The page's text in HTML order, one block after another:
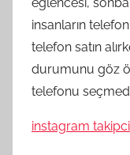
insanların
telefon satın
durumunu göz
telefonu
instagram